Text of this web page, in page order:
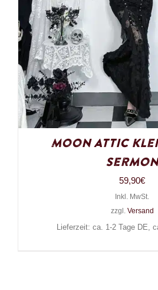
Moon Attic
Sermon
59,90€
Inkl. MwSt.
zzgl. Versand
Lieferzeit: ca. 1-2 Tage DE,